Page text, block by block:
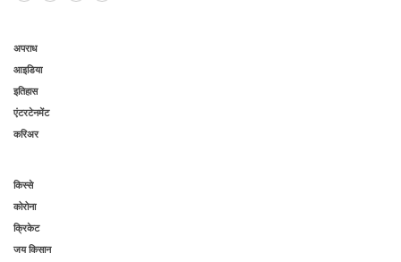
अपराध
आइडिया
इतिहास
एंटरटेनमेंट
करिअर
किस्से
कोरोना
क्रिकेट
जय किसान